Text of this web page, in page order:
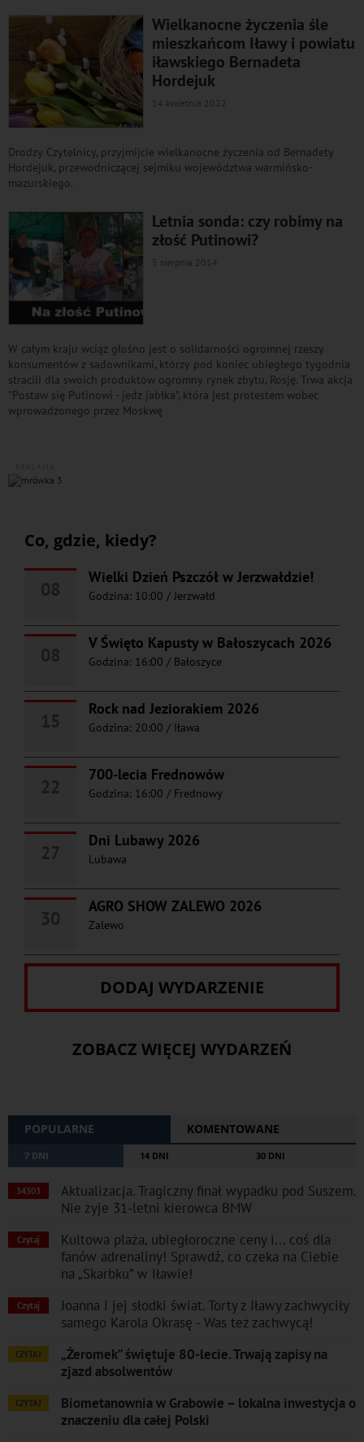
Wielkanocne życzenia śle
mieszkańcom Iławy i powiatu
iławskiego Bernadeta
Hordejuk
14 kwietnia 2022
Drodzy Czytelnicy, przyjmijcie wielkanocne życzenia od Bernadety
Hordejuk, przewodniczącej sejmiku województwa warmińsko-
mazurskiego.
Letnia sonda: czy robimy na
złość Putinowi?
5 sierpnia 2014
W całym kraju wciąż głośno jest o solidarności ogromnej rzeszy
konsumentów z sadownikami, którzy pod koniec ubiegłego tygodnia
stracili dla swoich produktów ogromny rynek zbytu, Rosję. Trwa akcja
"Postaw się Putinowi - jedz jabłka", która jest protestem wobec
wprowadzonego przez Moskwę
Co, gdzie, kiedy?
Wielki Dzień Pszczół w Jerzwałdzie!
Godzina: 10:00 / Jerzwałd
V Święto Kapusty w Bałoszycach 2026
Godzina: 16:00 / Bałoszyce
Rock nad Jeziorakiem 2026
Godzina: 20:00 / Iława
700-lecia Frednowów
Godzina: 16:00 / Frednowy
Dni Lubawy 2026
Lubawa
AGRO SHOW ZALEWO 2026
Zalewo
DODAJ WYDARZENIE
ZOBACZ WIĘCEJ WYDARZEŃ
POPULARNE KOMENTOWANE
7 DNI 14 DNI 30 DNI
34303
Aktualizacja. Tragiczny finał wypadku pod Suszem.
Nie żyje 31-letni kierowca BMW
Czytaj
Kultowa plaża, ubiegłoroczne ceny i... coś dla
fanów adrenaliny! Sprawdź, co czeka na Ciebie
na „Skarbku” w Iławie!
Czytaj
Joanna i jej słodki świat. Torty z Iławy zachwyciły
samego Karola Okrasę - Was też zachwycą!
CZYTAJ
„Żeromek” świętuje 80-lecie. Trwają zapisy na
zjazd absolwentów
CZYTAJ
Biometanownia w Grabowie – lokalna inwestycja o
znaczeniu dla całej Polski